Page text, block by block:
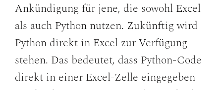
Ankündigung für jene, die sowohl Excel
als auch Python nutzen. Zukünftig wird
Python direkt in Excel zur Verfügung
stehen. Das bedeutet, dass Python-Code
direkt in einer Excel-Zelle eingegeben